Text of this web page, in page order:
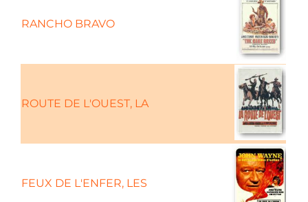
RANCHO BRAVO
ROUTE DE L'OUEST, LA
FEUX DE L'ENFER, LES